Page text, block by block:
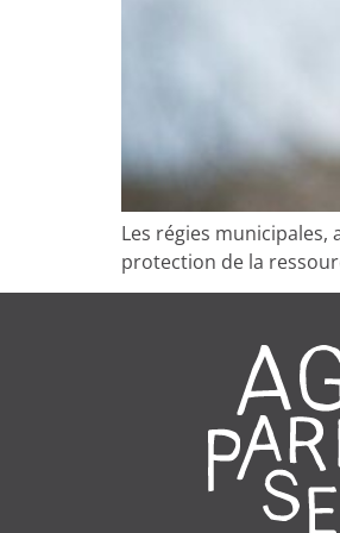
Les régies municipales,
protection de la